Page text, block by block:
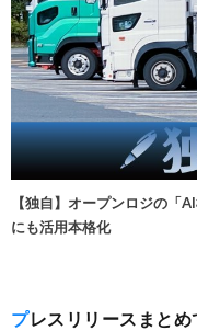
【独自】オープンロジの「
にも活用本格化
プレスリリースまと